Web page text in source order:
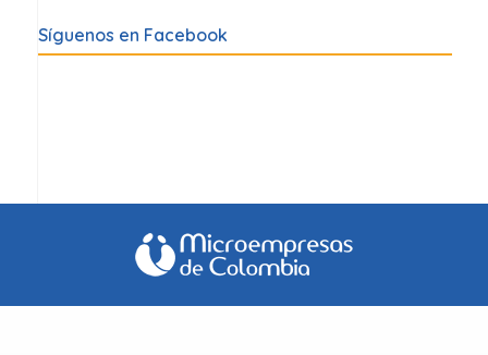
Síguenos en Facebook